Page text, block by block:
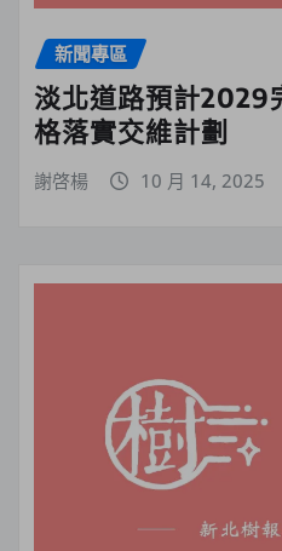
新聞專區
淡北道路預計2029
格落實交維計劃
謝啓楊 10 月 14, 2025